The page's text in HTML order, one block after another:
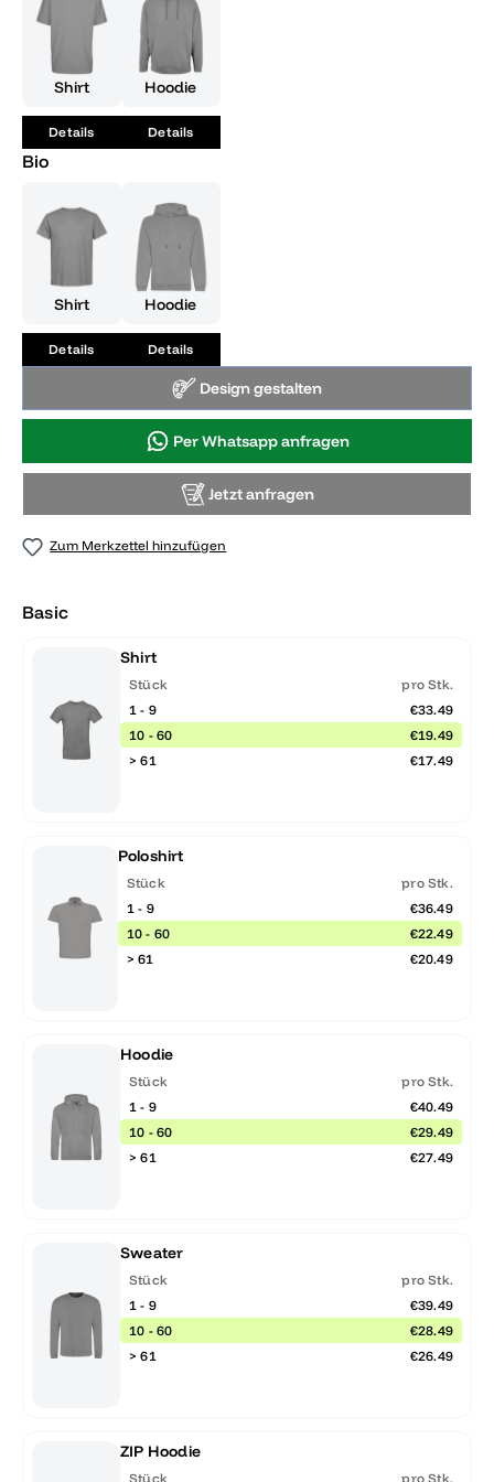
Shirt
Details
Hoodie
Details
Bio
Shirt
Details
Hoodie
Details
Design gestalten
Per Whatsapp anfragen
Jetzt anfragen
Zum Merkzettel hinzufügen
Basic
Shirt
Stück
pro Stk.
1 - 9
€33.49
10 - 60
€19.49
> 61
€17.49
Poloshirt
Stück
pro Stk.
1 - 9
€36.49
10 - 60
€22.49
> 61
€20.49
Hoodie
Stück
pro Stk.
1 - 9
€40.49
10 - 60
€29.49
> 61
€27.49
Sweater
Stück
pro Stk.
1 - 9
€39.49
10 - 60
€28.49
> 61
€26.49
ZIP Hoodie
Stück pro Stk.